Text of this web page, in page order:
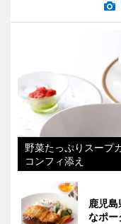
野菜たっぷりスープ
コンフィ添え
鹿児
なポー